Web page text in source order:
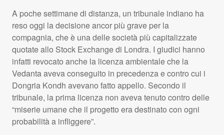
A poche settimane di distanza, un tribunale indiano ha
reso oggi la decisione ancor più grave per la
compagnia, che è una delle società più capitalizzate
quotate allo Stock Exchange di Londra. I giudici hanno
infatti revocato anche la licenza ambientale che la
Vedanta aveva conseguito in precedenza e contro cui i
Dongria Kondh avevano fatto appello. Secondo il
tribunale, la prima licenza non aveva tenuto contro delle
“miserie umane che il progetto era destinato con ogni
probabilità a infliggere”.